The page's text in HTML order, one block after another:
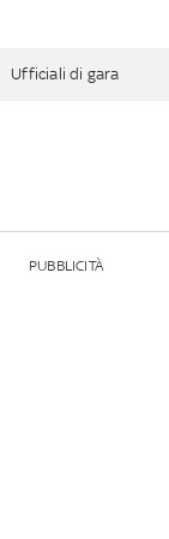
Ufficiali di gara
PUBBLICITÀ